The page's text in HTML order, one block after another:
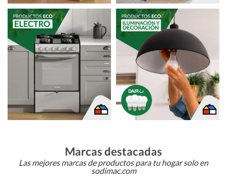
Marcas destacadas
Las mejores marcas de productos para tu hogar solo en
sodimac.com